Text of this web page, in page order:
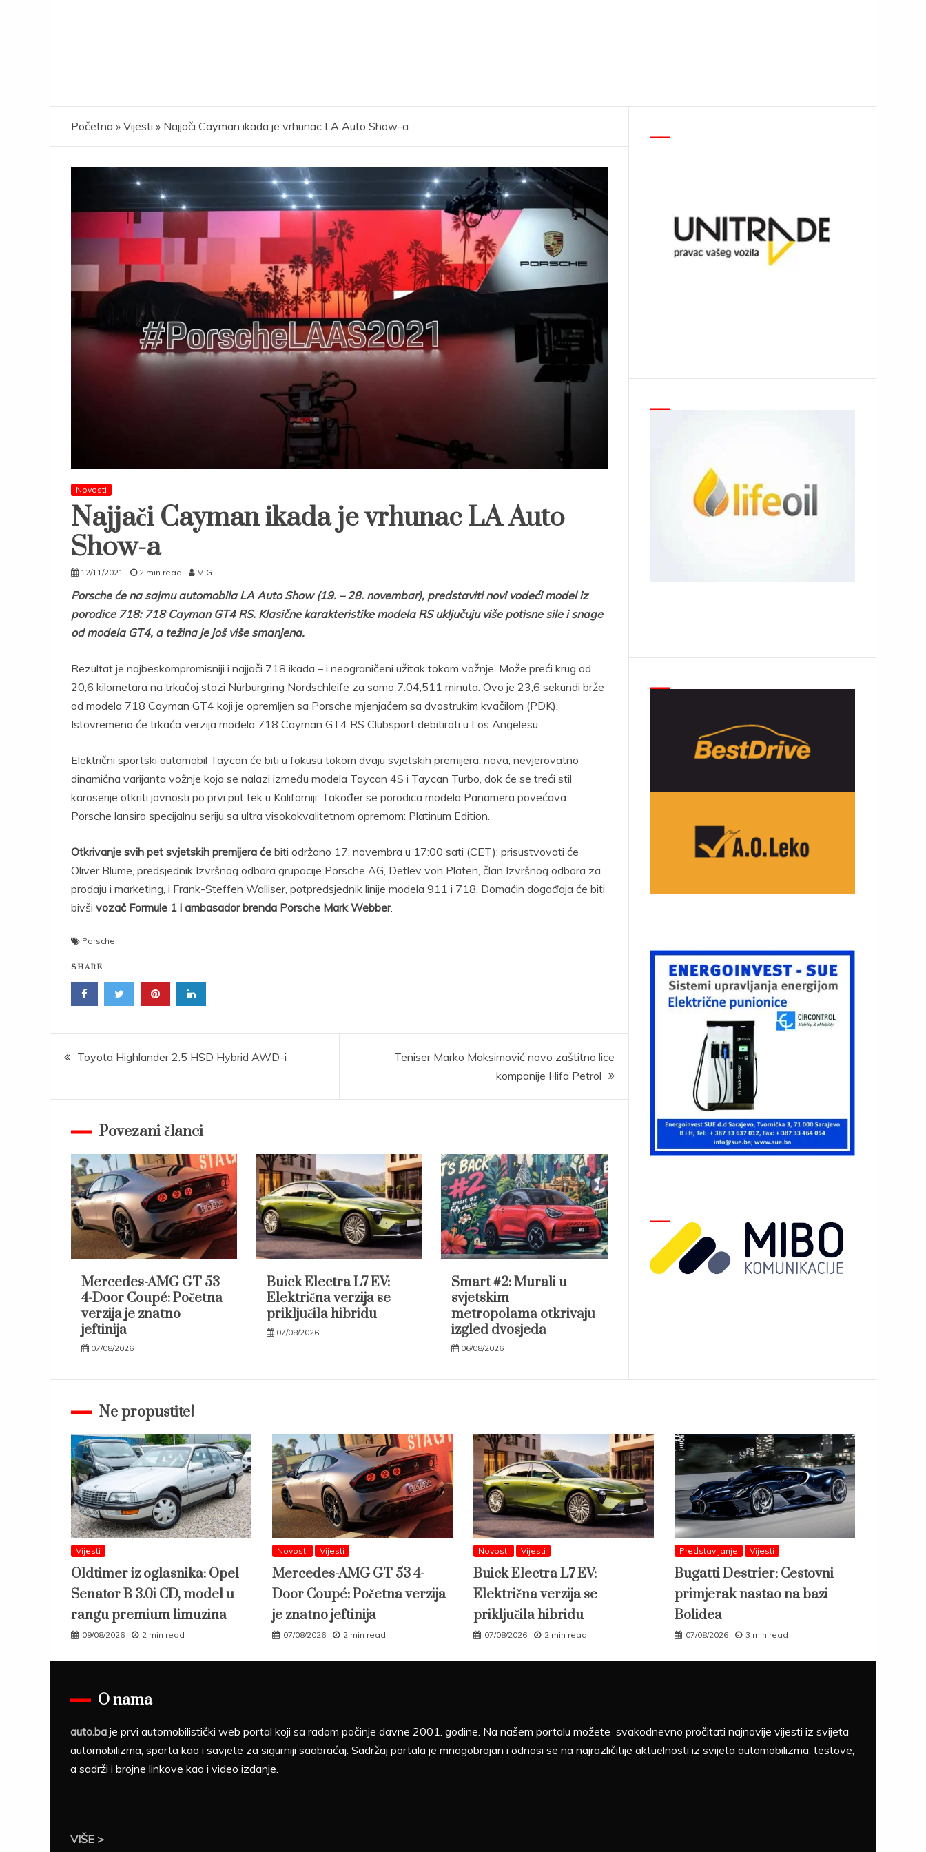
Početna » Vijesti » Najjači Cayman ikada je vrhunac LA Auto Show-a
Novosti
Najjači Cayman ikada je vrhunac LA Auto
Show-a
12/11/2021 2 min read M.G.
Porsche će na sajmu automobila LA Auto Show (19. – 28. novembar), predstaviti novi vodeći model iz
porodice 718: 718 Cayman GT4 RS. Klasične karakteristike modela RS uključuju više potisne sile i snage
od modela GT4, a težina je još više smanjena.
Rezultat je najbeskompromisniji i najjači 718 ikada – i neograničeni užitak tokom vožnje. Može preći krug od
20,6 kilometara na trkačoj stazi Nürburgring Nordschleife za samo 7:04,511 minuta. Ovo je 23,6 sekundi brže
od modela 718 Cayman GT4 koji je opremljen sa Porsche mjenjačem sa dvostrukim kvačilom (PDK).
Istovremeno će trkaća verzija modela 718 Cayman GT4 RS Clubsport debitirati u Los Angelesu.
Električni sportski automobil Taycan će biti u fokusu tokom dvaju svjetskih premijera: nova, nevjerovatno
dinamična varijanta vožnje koja se nalazi između modela Taycan 4S i Taycan Turbo, dok će se treći stil
karoserije otkriti javnosti po prvi put tek u Kaliforniji. Također se porodica modela Panamera povećava:
Porsche lansira specijalnu seriju sa ultra visokokvalitetnom opremom: Platinum Edition.
Otkrivanje svih pet svjetskih premijera će biti održano 17. novembra u 17:00 sati (CET): prisustvovati će
Oliver Blume, predsjednik Izvršnog odbora grupacije Porsche AG, Detlev von Platen, član Izvršnog odbora za
prodaju i marketing, i Frank-Steffen Walliser, potpredsjednik linije modela 911 i 718. Domaćin događaja će biti
bivši vozač Formule 1 i ambasador brenda Porsche Mark Webber.
Porsche
SHARE
Post
Toyota Highlander 2.5 HSD Hybrid AWD-i
Teniser Marko Maksimović novo zaštitno lice
kompanije Hifa Petrol
Povezani članci
Mercedes-AMG GT 53
4-Door Coupé: Početna
verzija je znatno
jeftinija
07/08/2026
Buick Electra L7 EV:
Električna verzija se
priključila hibridu
07/08/2026
Smart #2: Murali u
svjetskim
metropolama otkrivaju
izgled dvosjeda
06/08/2026
Ne propustite!
Vijesti
Oldtimer iz oglasnika: Opel
Senator B 3.0i CD, model u
rangu premium limuzina
09/08/2026 2 min read
Novosti Vijesti
Mercedes-AMG GT 53 4-
Door Coupé: Početna verzija
je znatno jeftinija
07/08/2026 2 min read
Novosti Vijesti
Buick Electra L7 EV:
Električna verzija se
priključila hibridu
07/08/2026 2 min read
Predstavljanje Vijesti
Bugatti Destrier: Cestovni
primjerak nastao na bazi
Bolidea
07/08/2026 3 min read
O nama
auto.ba je prvi automobilistički web portal koji sa radom počinje davne 2001. godine. Na našem portalu možete svakodnevno pročitati najnovije vijesti iz svijeta
automobilizma, sporta kao i savjete za sigurniji saobraćaj. Sadržaj portala je mnogobrojan i odnosi se na najrazličitije aktuelnosti iz svijeta automobilizma, testove,
a sadrži i brojne linkove kao i video izdanje.
VIŠE >